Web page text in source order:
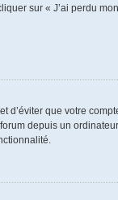
sur « J’ai perdu
que votre
depuis un